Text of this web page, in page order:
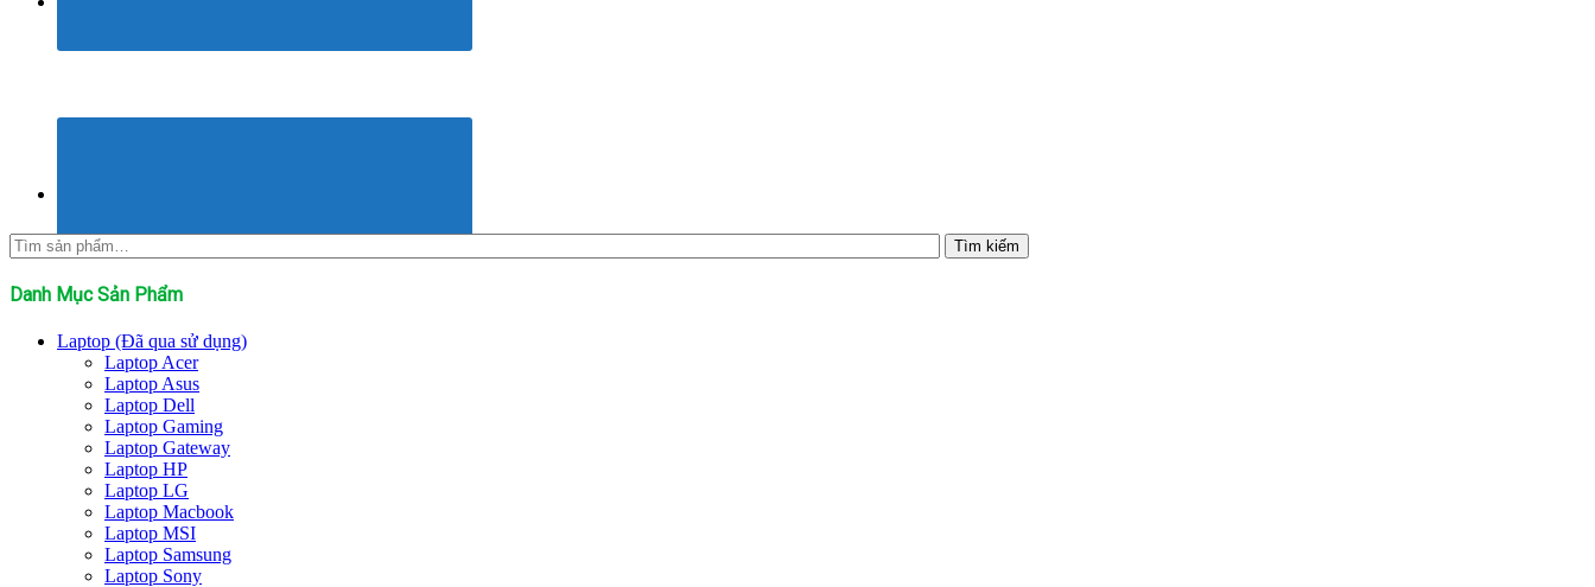
Tìm
kiếm:
Tìm kiếm
Danh Mục Sản Phẩm
Laptop (Đã qua sử dụng)
Laptop Acer
Laptop Asus
Laptop Dell
Laptop Gaming
Laptop Gateway
Laptop HP
Laptop LG
Laptop Macbook
Laptop MSI
Laptop Samsung
Laptop Sony